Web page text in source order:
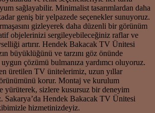
sağlayabilir. Minimalist tasarımlardan daha
geniş bir yelpazede seçenekler sunuyoruz.
gizleyerek daha düzenli bir görünüm
objelerinizi sergileyebileceğiniz raflar ve
artırır. Hendek Bakacak TV Ünitesi
büyüklüğünü ve tarzını göz önünde
çözümü bulmanıza yardımcı oluyoruz.
üretilen TV ünitelerimiz, uzun yıllar
korur. Montaj ve kurulum
yürüterek, sizlere kusursuz bir deneyim
Sakarya’da Hendek Bakacak TV Ünitesi
hizmetinizdeyiz.